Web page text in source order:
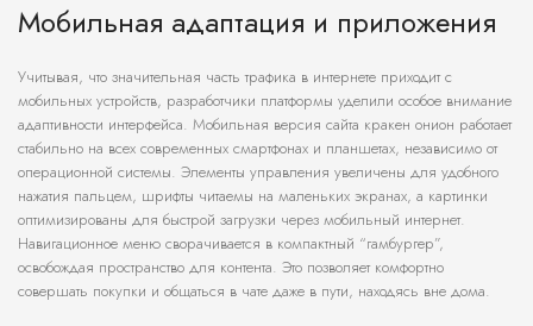
Мобильная адаптация и приложения
Учитывая, что значительная часть трафика в интернете приходит с
мобильных устройств, разработчики платформы уделили особое внимание
адаптивности интерфейса. Мобильная версия сайта кракен онион работает
стабильно на всех современных смартфонах и планшетах, независимо от
операционной системы. Элементы управления увеличены для удобного
нажатия пальцем, шрифты читаемы на маленьких экранах, а картинки
оптимизированы для быстрой загрузки через мобильный интернет.
Навигационное меню сворачивается в компактный “гамбургер”,
освобождая пространство для контента. Это позволяет комфортно
совершать покупки и общаться в чате даже в пути, находясь вне дома.